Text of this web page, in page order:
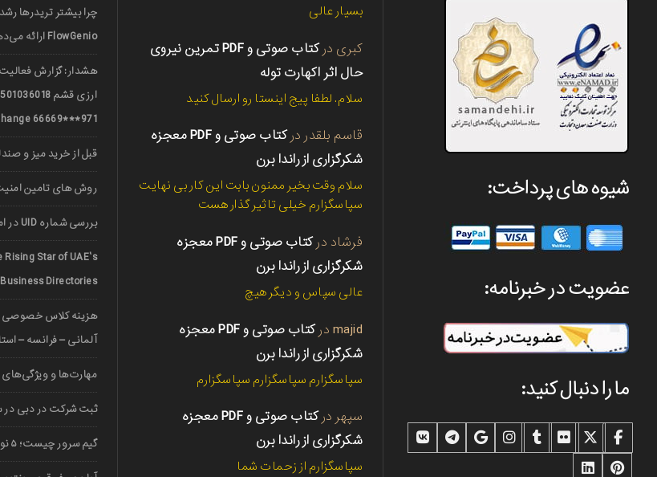
چرا بیشتر تریدرها
FlowGenio ارائه می‌دهد
هشدار: گزارش
971***66669 nerkhuae irn.exchange
قبل از خرید میز و
روش های تامین
بررسی شماره UID در امارات (UAE Unified Number)
Star of UAE’s
Business Directories
آلمانی – فرانسه –
مهارت‌ها و ویژگی‌های
ثبت شرکت در دبی در سال
گیم سرور چیست؛ ۵ نوع محبوب آن
بسیار عالی
کبری در
کتاب صوتی و PDF تمرین نیروی
حال اثر اکهارت توله
سلام. لطفا پیج اینستا رو ارسال کنید
قاسم بلقدر در
کتاب صوتی و PDF معجزه
شکرگزاری از راندا برن
سلام وقت بخیر ممنون بابت این کار بی نهایت
سپاسگزارم خیلی تاثیر گذار هست
فرشاد در
کتاب صوتی و PDF معجزه
شکرگزاری از راندا برن
عالی سپاس و دیگر هیچ
majid در
کتاب صوتی و PDF معجزه
شکرگزاری از راندا برن
سپاسگزارم سپاسگزارم سپاسگزارم
سپهر در
کتاب صوتی و PDF معجزه
شکرگزاری از راندا برن
سپاسگزارم از زحمات شما
شیوه های پرداخت:
عضویت در خبرنامه:
ما را دنبال کنید: